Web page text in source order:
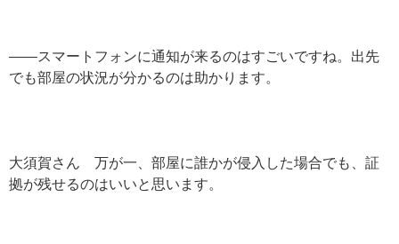
——スマートフォンに通知が来るのはすごいですね。出先
でも部屋の状況が分かるのは助かります。
大須賀さん 万が一、部屋に誰かが侵入した場合でも、証
拠が残せるのはいいと思います。